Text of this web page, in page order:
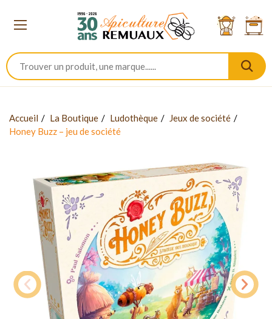
Accueil La Boutique Ludothèque
Jeux de société
Honey Buzz – jeu de société